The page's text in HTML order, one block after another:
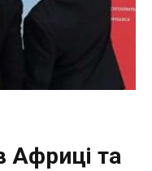
Африці та